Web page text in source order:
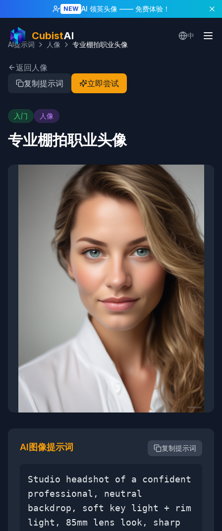
NEW AI 领英头像 —— 免费体验！
CubistAI
中
AI提示词
人像 专业棚拍职业头像
返回人像
复制提示词
立即尝试
入门 人像
专业棚拍职业头像
AI图像提示词 复制提示词
Studio headshot of a confident
professional, neutral
backdrop, soft key light + rim
light, 85mm lens look, sharp